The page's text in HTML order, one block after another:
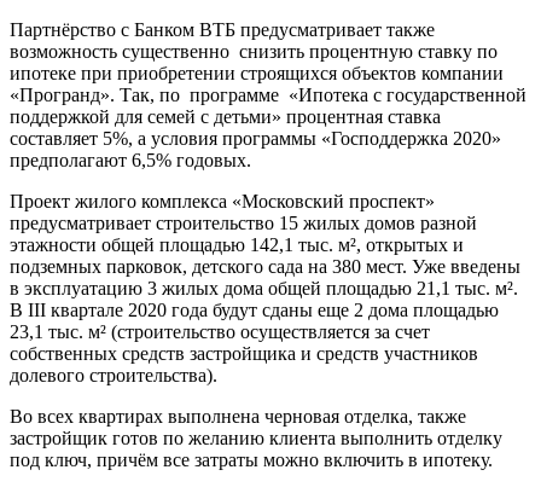
Партнёрство с Банком ВТБ предусматривает также
возможность существенно снизить процентную ставку по
ипотеке при приобретении строящихся объектов компании
«Програнд». Так, по программе «Ипотека с государственной
поддержкой для семей с детьми» процентная ставка
составляет 5%, а условия программы «Господдержка 2020»
предполагают 6,5% годовых.
Проект жилого комплекса «Московский проспект»
предусматривает строительство 15 жилых домов разной
этажности общей площадью 142,1 тыс. м², открытых и
подземных парковок, детского сада на 380 мест. Уже введены
в эксплуатацию 3 жилых дома общей площадью 21,1 тыс. м².
В III квартале 2020 года будут сданы еще 2 дома площадью
23,1 тыс. м² (строительство осуществляется за счет
собственных средств застройщика и средств участников
долевого строительства).
Во всех квартирах выполнена черновая отделка, также
застройщик готов по желанию клиента выполнить отделку
под ключ, причём все затраты можно включить в ипотеку.